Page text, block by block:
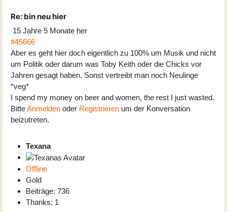
Re: bin neu hier
15 Jahre 5 Monate her
#45666
Aber es geht hier doch eigentlich zu 100% um Musik und nicht
um Politik oder darum was Toby Keith oder die Chicks vor
Jahren gesagt haben. Sonst vertreibt man noch Neulinge
*veg*
I spend my money on beer and women, the rest I just wasted.
BitteAnmelden oder Registrieren um der Konversation
beizutreten.
Texana
Offline
Gold
Beiträge: 736
Thanks: 1